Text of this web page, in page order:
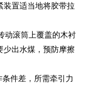
装置适当地将胶带拉
动滚筒上覆盖的木衬
少出水煤，预防摩擦
件差，所需牵引力